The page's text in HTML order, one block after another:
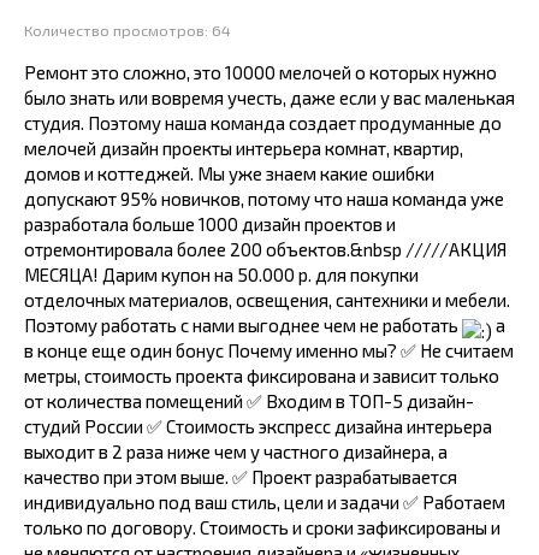
Количество просмотров: 64
Ремонт это сложно, это 10000 мелочей о которых нужно
было знать или вовремя учесть, даже если у вас маленькая
студия. Поэтому наша команда создает продуманные до
мелочей дизайн проекты интерьера комнат, квартир,
домов и коттеджей. Мы уже знаем какие ошибки
допускают 95% новичков, потому что наша команда уже
разработала больше 1000 дизайн проектов и
отремонтировала более 200 объектов.&nbsp /////АКЦИЯ
МЕСЯЦА! Дарим купон на 50.000 р. для покупки
отделочных материалов, освещения, сантехники и мебели.
Поэтому работать с нами выгоднее чем не работать
а
в конце еще один бонус Почему именно мы? ✅ Не считаем
метры, стоимость проекта фиксирована и зависит только
от количества помещений ✅ Входим в ТОП-5 дизайн-
студий России ✅ Стоимость экспресс дизайна интерьера
выходит в 2 раза ниже чем у частного дизайнера, а
качество при этом выше. ✅ Проект разрабатывается
индивидуально под ваш стиль, цели и задачи ✅ Работаем
только по договору. Стоимость и сроки зафиксированы и